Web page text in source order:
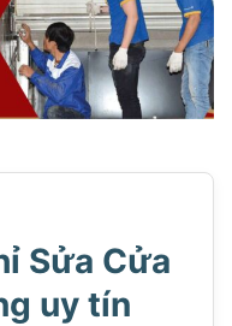
Sửa Cửa
uy tín